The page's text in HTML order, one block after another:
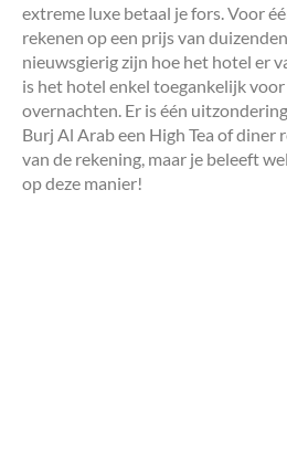
extreme luxe betaal je fors. Voor
rekenen op een prijs van
nieuwsgierig zijn hoe het hotel er
is het hotel enkel toegankelijk
overnachten. Er is één
Burj Al Arab een High Tea of diner
van de rekening, maar je beleeft
op deze manier!